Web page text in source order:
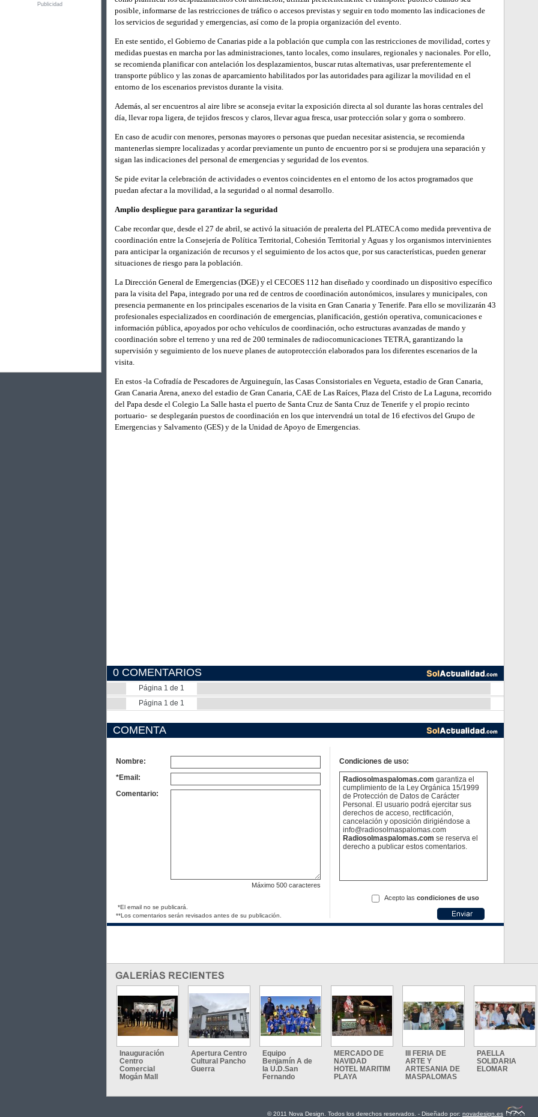
Publicidad
posible, informarse de las restricciones de tráfico o accesos previstas y seguir en todo momento las indicaciones de
los servicios de seguridad y emergencias, así como de la propia organización del evento.
En este sentido, el Gobierno de Canarias pide a la población que cumpla con las restricciones de movilidad, cortes y
medidas puestas en marcha por las administraciones, tanto locales, como insulares, regionales y nacionales. Por ello,
se recomienda planificar con antelación los desplazamientos, buscar rutas alternativas, usar preferentemente el
transporte público y las zonas de aparcamiento habilitados por las autoridades para agilizar la movilidad en el
entorno de los escenarios previstos durante la visita.
Además, al ser encuentros al aire libre se aconseja evitar la exposición directa al sol durante las horas centrales del
día, llevar ropa ligera, de tejidos frescos y claros, llevar agua fresca, usar protección solar y gorra o sombrero.
En caso de acudir con menores, personas mayores o personas que puedan necesitar asistencia, se recomienda
mantenerlas siempre localizadas y acordar previamente un punto de encuentro por si se produjera una separación y
sigan las indicaciones del personal de emergencias y seguridad de los eventos.
Se pide evitar la celebración de actividades o eventos coincidentes en el entorno de los actos programados que
puedan afectar a la movilidad, a la seguridad o al normal desarrollo.
Amplio despliegue para garantizar la seguridad
Cabe recordar que, desde el 27 de abril, se activó la situación de prealerta del PLATECA como medida preventiva de
coordinación entre la Consejería de Política Territorial, Cohesión Territorial y Aguas y los organismos intervinientes
para anticipar la organización de recursos y el seguimiento de los actos que, por sus características, pueden generar
situaciones de riesgo para la población.
La Dirección General de Emergencias (DGE) y el CECOES 112 han diseñado y coordinado un dispositivo específico
para la visita del Papa, integrado por una red de centros de coordinación autonómicos, insulares y municipales, con
presencia permanente en los principales escenarios de la visita en Gran Canaria y Tenerife. Para ello se movilizarán 43
profesionales especializados en coordinación de emergencias, planificación, gestión operativa, comunicaciones e
información pública, apoyados por ocho vehículos de coordinación, ocho estructuras avanzadas de mando y
coordinación sobre el terreno y una red de 200 terminales de radiocomunicaciones TETRA, garantizando la
supervisión y seguimiento de los nueve planes de autoprotección elaborados para los diferentes escenarios de la
visita.
En estos -la Cofradía de Pescadores de Arguineguín, las Casas Consistoriales en Vegueta, estadio de Gran Canaria,
Gran Canaria Arena, anexo del estadio de Gran Canaria, CAE de Las Raíces, Plaza del Cristo de La Laguna, recorrido
del Papa desde el Colegio La Salle hasta el puerto de Santa Cruz de Santa Cruz de Tenerife y el propio recinto
portuario- se desplegarán puestos de coordinación en los que intervendrá un total de 16 efectivos del Grupo de
Emergencias y Salvamento (GES) y de la Unidad de Apoyo de Emergencias.
0 COMENTARIOS
Página 1 de 1
Página 1 de 1
COMENTA
Nombre:
*Email:
Comentario:
Máximo 500 caracteres
*El email no se publicará.
**Los comentarios serán revisados antes de su publicación.
Condiciones de uso:
Radiosolmaspalomas.com garantiza el
cumplimiento de la Ley Orgánica 15/1999
de Protección de Datos de Carácter
Personal. El usuario podrá ejercitar sus
derechos de acceso, rectificación,
cancelación y oposición dirigiéndose a
info@radiosolmaspalomas.com
Radiosolmaspalomas.com se reserva el
derecho a publicar estos comentarios.
Acepto las condiciones de uso
Inauguración
Centro
Comercial
Mogán Mall
Apertura Centro
Cultural Pancho
Guerra
Equipo
Benjamín A de
la U.D.San
Fernando
MERCADO DE
NAVIDAD
HOTEL MARITIM
PLAYA
III FERIA DE
ARTE Y
ARTESANIA DE
MASPALOMAS
PAELLA
SOLIDARIA
ELOMAR
© 2011 Nova Design. Todos los derechos reservados. - Diseñado por: novadesign.es